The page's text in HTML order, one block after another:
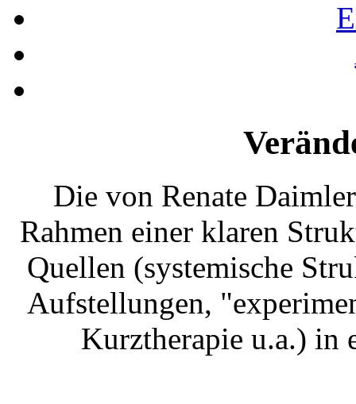
Die von Renate
Rahmen einer klaren
Quellen (systemische
Aufstellungen,
Kurztherapie u.a.) in